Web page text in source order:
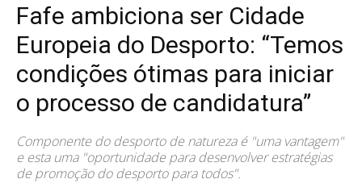
Fafe ambiciona ser Cidade
Europeia do Desporto: “Temos
condições ótimas para iniciar
o processo de candidatura”
Componente do desporto de natureza é "uma vantagem"
e esta uma "oportunidade para desenvolver estratégias
de promoção do desporto para todos".